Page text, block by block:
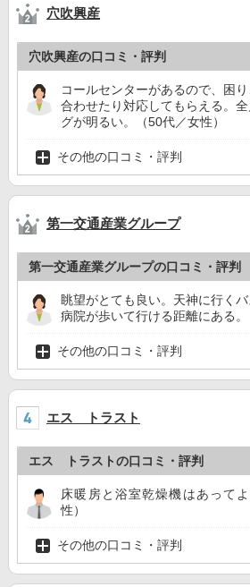
穴吹興産
穴吹興産の口コミ・評判
コールセンターがあるので、困
合わせたり対応してもらえる。
グが明るい。（50代／女性）
その他の口コミ・評判
第一交通産業グループ
第一交通産業グループの口コミ・評判
眺望がとても良い。天神に行く
病院が歩いて行ける距離にある。
その他の口コミ・評判
エス トラスト
エス トラストの口コミ・評判
床暖房と浴室乾燥機はあって
性）
その他の口コミ・評判